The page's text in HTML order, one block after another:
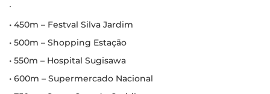
∙
• 450m – Festval Silva Jardim
• 500m – Shopping Estação
• 550m – Hospital Sugisawa
• 600m – Supermercado Nacional